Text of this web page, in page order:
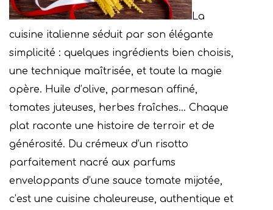
La
cuisine italienne séduit par son élégante
simplicité : quelques ingrédients bien choisis,
une technique maîtrisée, et toute la magie
opère. Huile d’olive, parmesan affiné,
tomates juteuses, herbes fraîches… Chaque
plat raconte une histoire de terroir et de
générosité. Du crémeux d’un risotto
parfaitement nacré aux parfums
enveloppants d’une sauce tomate mijotée,
c’est une cuisine chaleureuse, authentique et